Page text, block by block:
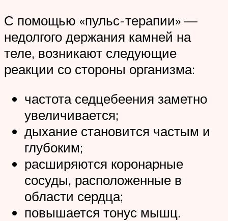
С помощью «пульс-терапии» —
недолгого держания камней на
теле, возникают следующие
реакции со стороны организма:
частота седцебеения заметно
увеличивается;
дыхание становится частым и
глубоким;
расширяются коронарные
сосуды, расположенные в
области сердца;
повышается тонус мышц.